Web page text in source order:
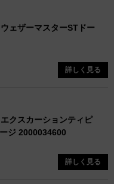
ェザーマスターSTドー
詳しく見る
クスカーションティピ
ジ 2000034600
詳しく見る